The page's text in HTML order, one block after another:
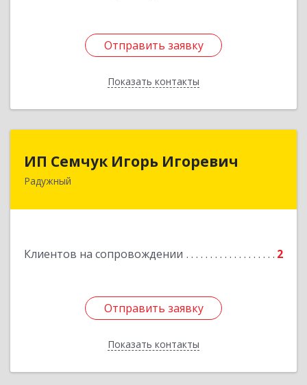
Отправить заявку
Показать контакты
Отправить заявку
Назад
ИП Семчук Игорь Игоревич
Радужный
Клиентов на сопровождении 2
Отправить заявку
Показать контакты
628464, ХМАО-Югра, г. Радужный, 1 мкн.,
Отправить заявку
Назад